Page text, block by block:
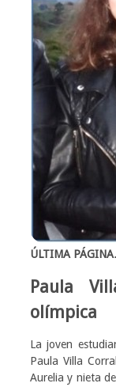
ÚLTIMA
Paula
olímpica
La joven
Paula Villa
Aurelia y nieta